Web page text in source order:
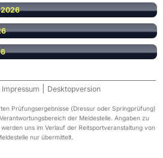
2026
Impressum Desktopversion
Prüfungsergebnisse (Dressur oder Springprüfung)
der Meldestelle. Angaben zu
uns im Verlauf der Reitsportveranstaltung von
nur übermittelt.